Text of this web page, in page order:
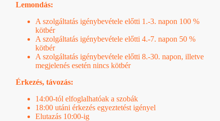
Lemondás:
A szolgáltatás igénybevétele előtti 1.-3. napon 100 %
kötbér
A szolgáltatás igénybevétele előtti 4.-7. napon 50 %
kötbér
A szolgáltatás igénybevétele előtti 8.-30. napon, illetve
megjelenés esetén nincs kötbér
Érkezés, távozás:
14:00-tól elfoglalhatóak a szobák
18:00 utáni érkezés egyeztetést igényel
Elutazás 10:00-ig